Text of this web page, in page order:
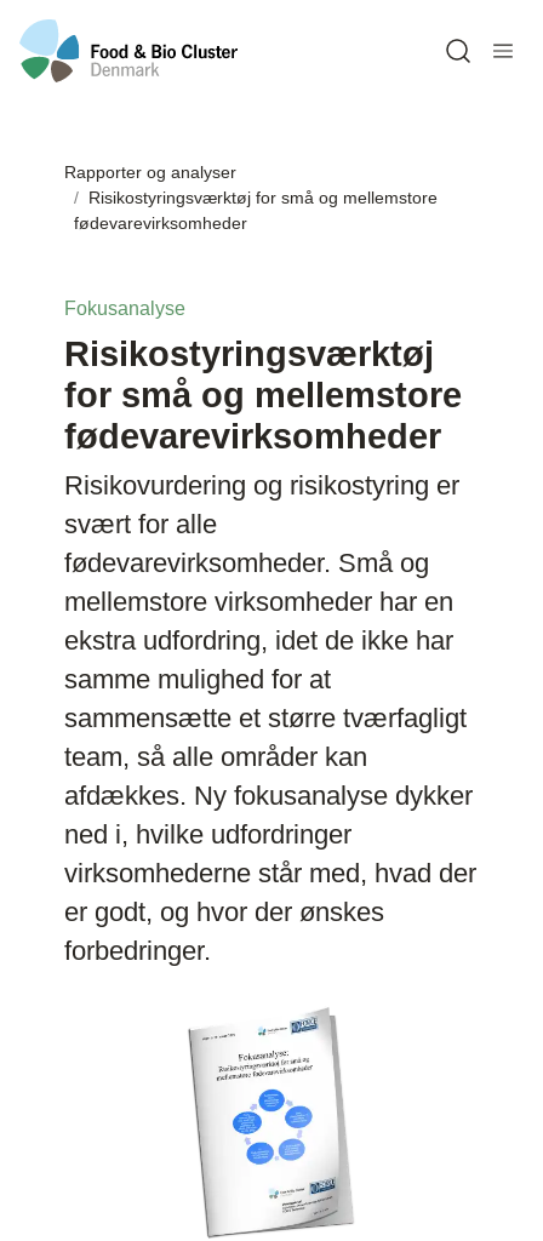
Rapporter og analyser
Risikostyringsværktøj for små og mellemstore
fødevarevirksomheder
Fokusanalyse
Risikostyringsværktøj
for små og mellemstore
fødevarevirksomheder
Risikovurdering og risikostyring er
svært for alle
fødevarevirksomheder. Små og
mellemstore virksomheder har en
ekstra udfordring, idet de ikke har
samme mulighed for at
sammensætte et større tværfagligt
team, så alle områder kan
afdækkes. Ny fokusanalyse dykker
ned i, hvilke udfordringer
virksomhederne står med, hvad der
er godt, og hvor der ønskes
forbedringer.